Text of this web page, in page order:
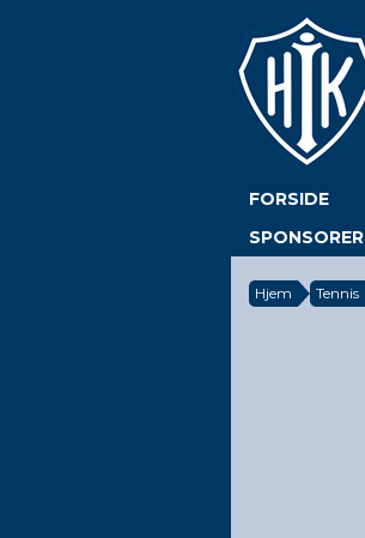
FORSIDE
SPONSORER
Hjem Tennis